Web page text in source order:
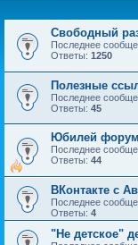
Свободный
Последнее
Ответы: 1250
Полезные
Последнее
Ответы: 45
Юбилей
Последнее
Ответы: 44
ВКонтакте с
Последнее
Ответы: 4
"Не детское"